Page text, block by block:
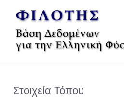
Στοιχεία Τόπου